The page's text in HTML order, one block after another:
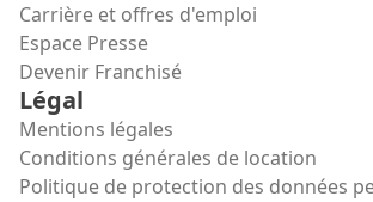
Carrière et offres d'emploi
Espace Presse
Devenir Franchisé
Légal
Mentions légales
Conditions générales de location
Politique de protection des données